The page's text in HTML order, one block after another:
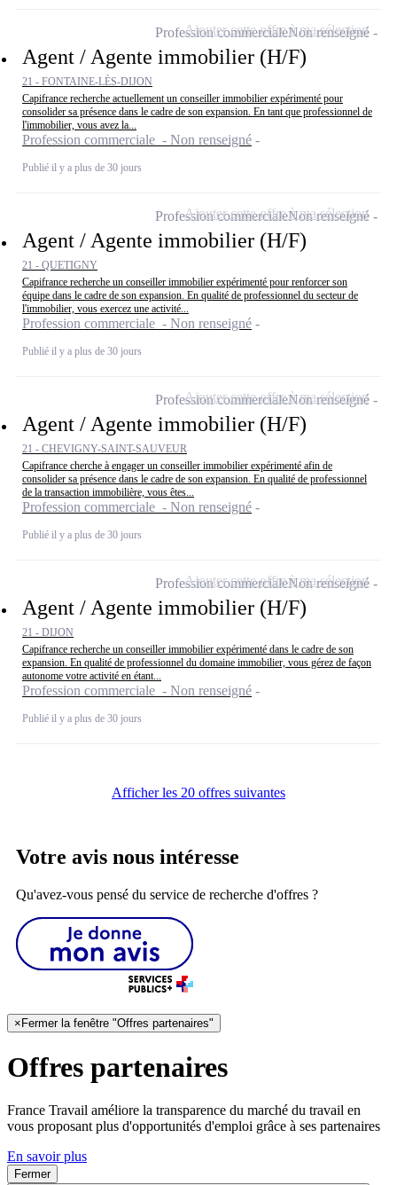
Agent / Agente immobilier (H/F)
21 - FONTAINE-LÈS-DIJON
Capifrance recherche actuellement un conseiller immobilier expérimenté pour
consolider sa présence dans le cadre de son expansion. En tant que professionnel de
l'immobilier, vous avez la...
Profession commerciale - Non renseigné
Publié il y a plus de 30 jours
Profession commercialeNon renseigné
Ajouter cette offre à ma sélection
Agent / Agente immobilier (H/F)
21 - QUETIGNY
Capifrance recherche un conseiller immobilier expérimenté pour renforcer son
équipe dans le cadre de son expansion. En qualité de professionnel du secteur de
l'immobilier, vous exercez une activité...
Profession commerciale - Non renseigné
Publié il y a plus de 30 jours
Profession commercialeNon renseigné
Ajouter cette offre à ma sélection
Agent / Agente immobilier (H/F)
21 - CHEVIGNY-SAINT-SAUVEUR
Capifrance cherche à engager un conseiller immobilier expérimenté afin de
consolider sa présence dans le cadre de son expansion. En qualité de professionnel
de la transaction immobilière, vous êtes...
Profession commerciale - Non renseigné
Publié il y a plus de 30 jours
Profession commercialeNon renseigné
Ajouter cette offre à ma sélection
Agent / Agente immobilier (H/F)
21 - DIJON
Capifrance recherche un conseiller immobilier expérimenté dans le cadre de son
expansion. En qualité de professionnel du domaine immobilier, vous gérez de façon
autonome votre activité en étant...
Profession commerciale - Non renseigné
Publié il y a plus de 30 jours
Profession commercialeNon renseigné
Ajouter cette offre à ma sélection
Afficher les 20 offres suivantes
Votre avis nous intéresse
Qu'avez-vous pensé du service de recherche d'offres ?
×Fermer la fenêtre "Offres partenaires"
Offres partenaires
France Travail améliore la transparence du marché du travail en
vous proposant plus d'opportunités d'emploi grâce à ses partenaires
En savoir plus
Fermer